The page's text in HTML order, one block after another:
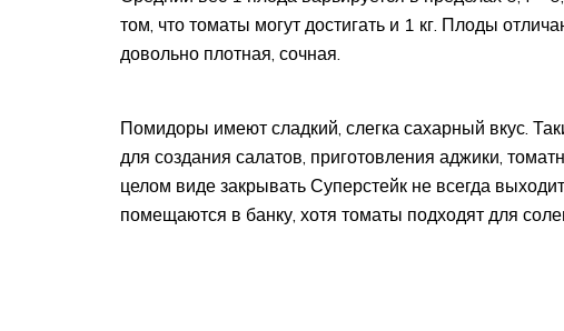
том, что томаты могут достигать и 1 кг. Плоды
довольно плотная, сочная.
Помидоры имеют сладкий, слегка сахарный вкус.
для создания салатов, приготовления аджики,
целом виде закрывать Суперстейк не всегда
помещаются в банку, хотя томаты подходят для